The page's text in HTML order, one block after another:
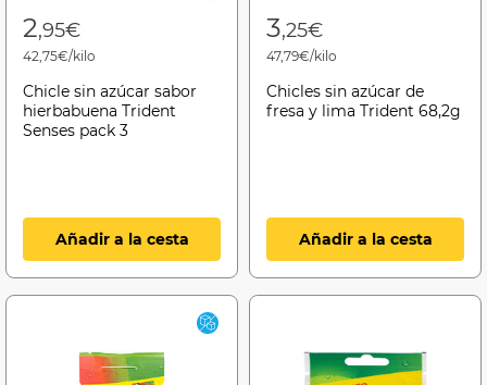
2,95€
42,75€/kilo
Chicle sin azúcar sabor
hierbabuena Trident
Senses pack 3
Añadir a la cesta
3,25€
47,79€/kilo
Chicles sin azúcar de
fresa y lima Trident 68,2g
Añadir a la cesta